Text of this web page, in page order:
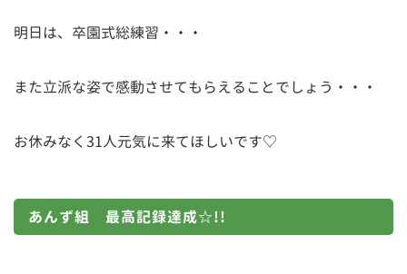
明日は、卒園式総練習・・・
また立派な姿で感動させてもらえることでしょう・・・
お休みなく31人元気に来てほしいです♡
あんず組 最高記録達成☆!!